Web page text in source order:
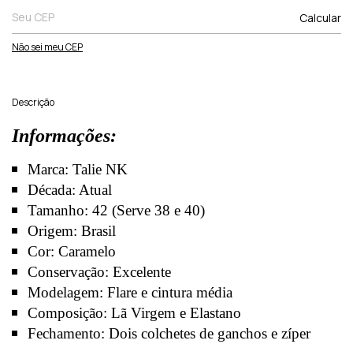
Calcular
Não sei meu CEP
Descrição
Informações:
Marca: Talie NK
Década: Atual
Tamanho: 42 (Serve 38 e 40)
Origem: Brasil
Cor: Caramelo
Conservação: Excelente
Modelagem: Flare e cintura média
Composição: Lã Virgem e Elastano
Fechamento: Dois colchetes de ganchos e zíper